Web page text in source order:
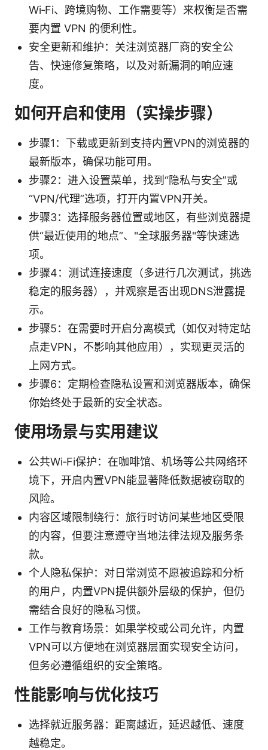
Wi‑Fi、跨境购物、工作需要等）来权衡是否需
要内置 VPN 的便利性。
安全更新和维护：关注浏览器厂商的安全公
告、快速修复策略，以及对新漏洞的响应速
度。
如何开启和使用（实操步骤）
步骤1：下载或更新到支持内置VPN的浏览器的
最新版本，确保功能可用。
步骤2：进入设置菜单，找到“隐私与安全”或
“VPN/代理”选项，打开内置VPN开关。
步骤3：选择服务器位置或地区，有些浏览器提
供“最近使用的地点”、"全球服务器"等快速选
项。
步骤4：测试连接速度（多进行几次测试，挑选
稳定的服务器），并观察是否出现DNS泄露提
示。
步骤5：在需要时开启分离模式（如仅对特定站
点走VPN，不影响其他应用），实现更灵活的
上网方式。
步骤6：定期检查隐私设置和浏览器版本，确保
你始终处于最新的安全状态。
使用场景与实用建议
公共Wi‑Fi保护：在咖啡馆、机场等公共网络环
境下，开启内置VPN能显著降低数据被窃取的
风险。
内容区域限制绕行：旅行时访问某些地区受限
的内容，但要注意遵守当地法律法规及服务条
款。
个人隐私保护：对日常浏览不愿被追踪和分析
的用户，内置VPN提供额外层级的保护，但仍
需结合良好的隐私习惯。
工作与教育场景：如果学校或公司允许，内置
VPN可以方便地在浏览器层面实现安全访问，
但务必遵循组织的安全策略。
性能影响与优化技巧
选择就近服务器：距离越近，延迟越低、速度
越稳定。